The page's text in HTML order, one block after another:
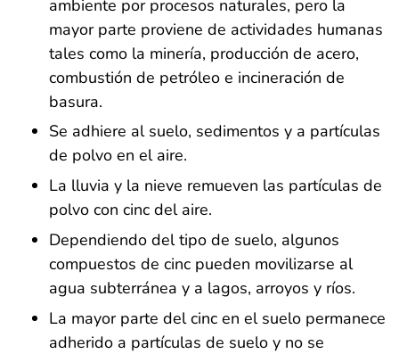
ambiente por procesos naturales, pero la
mayor parte proviene de actividades humanas
tales como la minería, producción de acero,
combustión de petróleo e incineración de
basura.
Se adhiere al suelo, sedimentos y a partículas
de polvo en el aire.
La lluvia y la nieve remueven las partículas de
polvo con cinc del aire.
Dependiendo del tipo de suelo, algunos
compuestos de cinc pueden movilizarse al
agua subterránea y a lagos, arroyos y ríos.
La mayor parte del cinc en el suelo permanece
adherido a partículas de suelo y no se